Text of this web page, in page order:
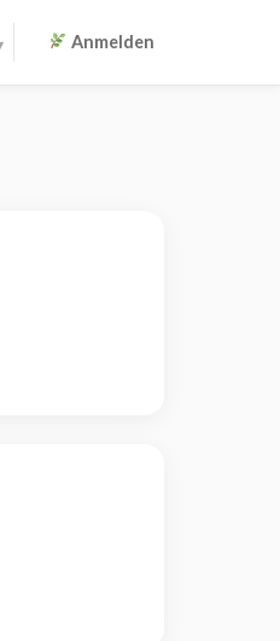
Anmelden